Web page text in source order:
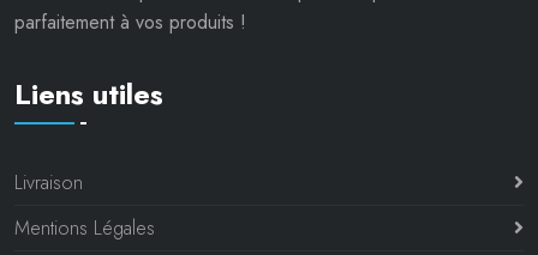
parfaitement à vos produits !
Liens utiles
Livraison
Mentions Légales